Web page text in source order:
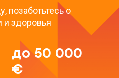
позаботьтесь о
и здоровья
до 50 000
€